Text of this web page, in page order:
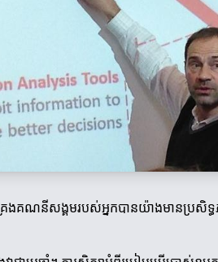
ណនីសង្គមរបស់អ្នកបានយ៉ាងមានប្រសិទ្ធ